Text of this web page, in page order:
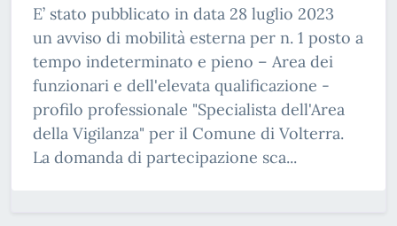
E’ stato pubblicato in data 28 luglio 2023
un avviso di mobilità esterna per n. 1 posto a
tempo indeterminato e pieno – Area dei
funzionari e dell'elevata qualificazione -
profilo professionale "Specialista dell'Area
della Vigilanza" per il Comune di Volterra.
La domanda di partecipazione sca...